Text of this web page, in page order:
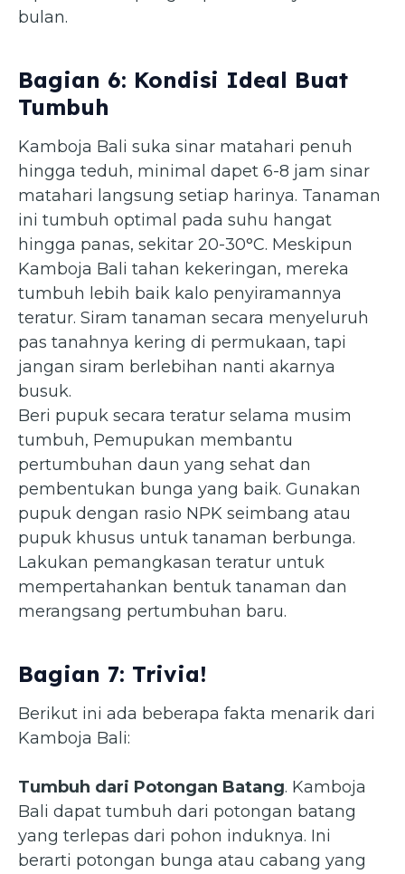
bulan.
Bagian 6: Kondisi Ideal Buat
Tumbuh
Kamboja Bali suka sinar matahari penuh
hingga teduh, minimal dapet 6-8 jam sinar
matahari langsung setiap harinya. Tanaman
ini tumbuh optimal pada suhu hangat
hingga panas, sekitar 20-30°C. Meskipun
Kamboja Bali tahan kekeringan, mereka
tumbuh lebih baik kalo penyiramannya
teratur. Siram tanaman secara menyeluruh
pas tanahnya kering di permukaan, tapi
jangan siram berlebihan nanti akarnya
busuk.
Beri pupuk secara teratur selama musim
tumbuh, Pemupukan membantu
pertumbuhan daun yang sehat dan
pembentukan bunga yang baik. Gunakan
pupuk dengan rasio NPK seimbang atau
pupuk khusus untuk tanaman berbunga.
Lakukan pemangkasan teratur untuk
mempertahankan bentuk tanaman dan
merangsang pertumbuhan baru.
Bagian 7: Trivia!
Berikut ini ada beberapa fakta menarik dari
Kamboja Bali:
Tumbuh dari Potongan Batang. Kamboja
Bali dapat tumbuh dari potongan batang
yang terlepas dari pohon induknya. Ini
berarti potongan bunga atau cabang yang